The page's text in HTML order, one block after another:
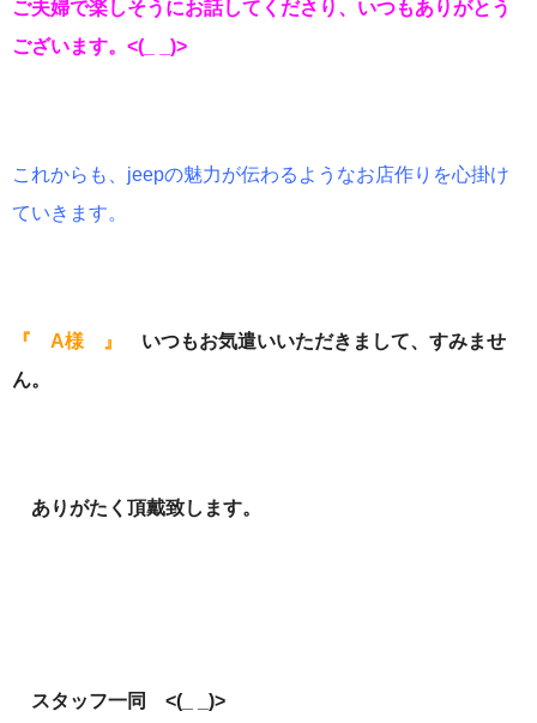
ご夫婦で楽しそうにお話してくださり、いつもありがとう
ございます。<(_ _)>
これからも、jeepの魅力が伝わるようなお店作りを心掛け
ていきます。
『 A様 』
いつもお気遣いいただきまして、すみませ
ん。
ありがたく頂戴致します。
スタッフ一同 <(_ _)>